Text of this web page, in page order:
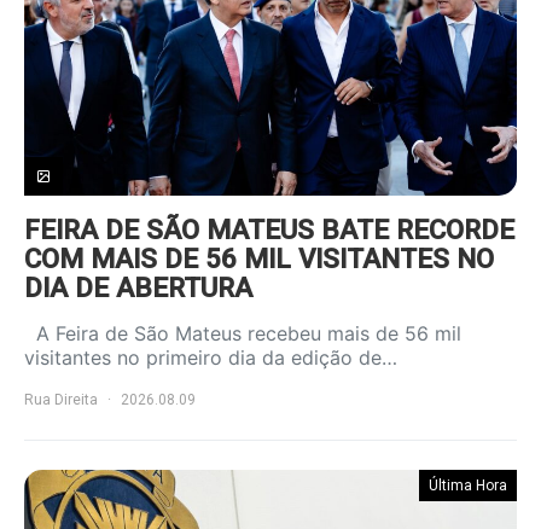
FEIRA DE SÃO MATEUS BATE RECORDE
COM MAIS DE 56 MIL VISITANTES NO
DIA DE ABERTURA
A Feira de São Mateus recebeu mais de 56 mil
visitantes no primeiro dia da edição de…
Rua Direita 2026.08.09
Última Hora